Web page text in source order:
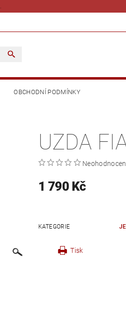
OBCHODNÍ PODMÍNKY
UZDA
1 790 Kč
KATEGORIE
Tisk